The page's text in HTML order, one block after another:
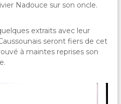
Nadouce sur son oncle.
extraits avec leur
seront fiers de cet
à maintes reprises son